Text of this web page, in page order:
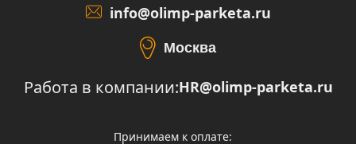
info@olimp-parketa.ru
Москва
Работа в компании:HR@olimp-parketa.ru
Принимаем к оплате: